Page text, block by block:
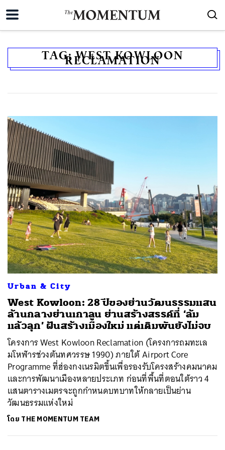
TAG:WEST KOWLOON
RECLAMATION
Urban & City
West Kowloon: 28 ปีของย่านวัฒนธรรมแสน
ล้านกลางย่านเกาลูน ย่านสร้างสรรค์ที่ ‘ล้ม
แล้วลุก’ ฝันสร้างเมืองใหม่ แต่เดิมพันยังไม่จบ
โครงการ West Kowloon Reclamation (โครงการถมทะเล
มโหฬารช่วงต้นทศวรรษ 1990) ภายใต้ Airport Core
Programme ที่ฮ่องกงเนรมิตขึ้นเพื่อรองรับโครงสร้างคมนาคม
และการพัฒนาเมืองหลายประเภท ก่อนที่พื้นที่ตอนใต้ราว 4
แสนตารางเมตรจะถูกกำหนดบทบาทให้กลายเป็นย่าน
วัฒนธรรมแห่งใหม่
โดย THE MOMENTUM TEAM
ค้นหา
SHARE